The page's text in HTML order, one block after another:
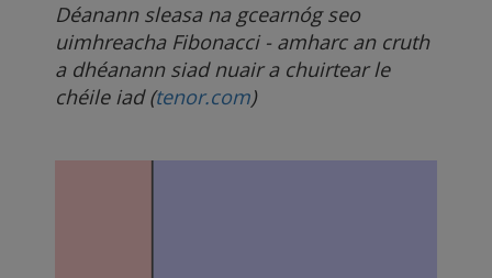
Déanann sleasa na gcearnóg seo
uimhreacha Fibonacci - amharc an cruth
a dhéanann siad nuair a chuirtear le
chéile iad (tenor.com)